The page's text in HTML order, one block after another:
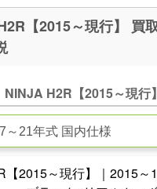
～現行】 買取査定に役立つ
NINJA H2R【2015～現行】